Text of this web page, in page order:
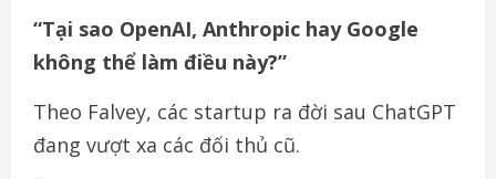
“Tại sao OpenAI, Anthropic hay Google
không thể làm điều này?”
Theo Falvey, các startup ra đời sau ChatGPT
đang vượt xa các đối thủ cũ.